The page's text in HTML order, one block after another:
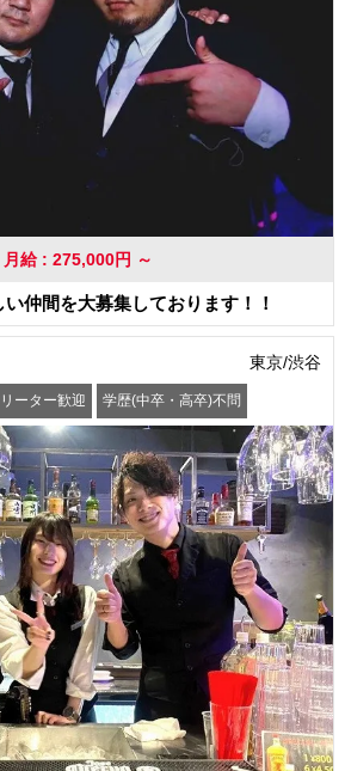
月給 : 275,000円 ～
仲間を大募集しております！！
東京/渋谷
ーター歓迎 学歴(中卒・高卒)不問